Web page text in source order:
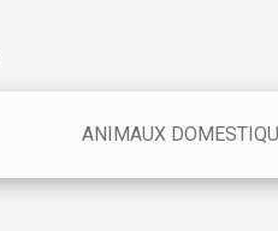
ANIMAUX